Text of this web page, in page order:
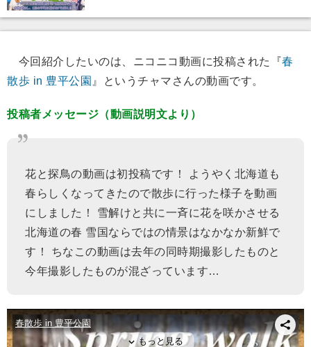
今回紹介したいのは、ニコニコ動画に投稿された『春
散歩 in 豊平公園 』というチャマさんの動画です。
投稿者メッセージ（動画説明文より）
花と探鳥の動画は初投稿です！ ようやく北海道も
春らしくなってきたので散歩に行った様子を動画
にしました！ 雪解けと共に一斉に花を咲かさせる
北海道の春 雪国ならではの情景はなかなか新鮮で
す！ ちなこの動画は去年の同時期撮影したものと
今年撮影したものが混ざっています…